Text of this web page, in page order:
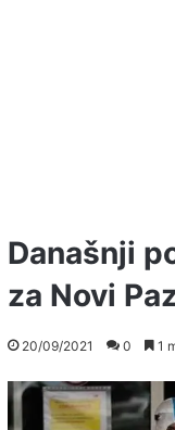
Današnji
za Novi
20/09/2021 0 1